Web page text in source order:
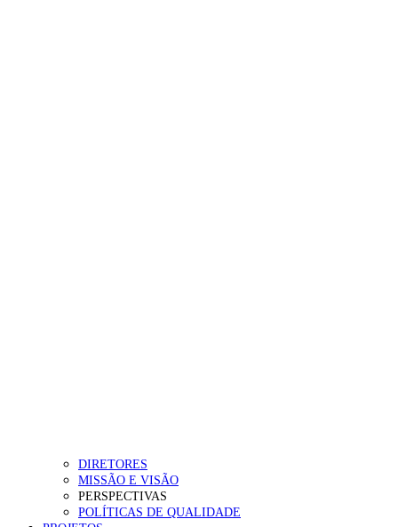
DIRETORES
MISSÃO E VISÃO
PERSPECTIVAS
POLÍTICAS DE QUALIDADE